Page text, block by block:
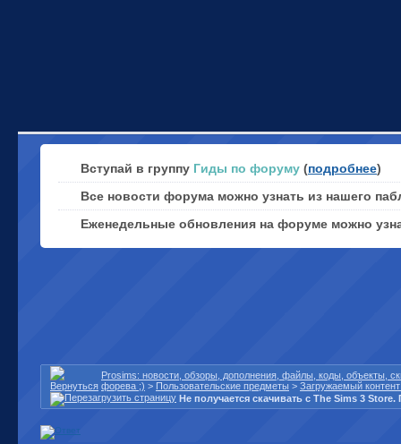
Вступай в группу Гиды по форуму (подробнее)
Все новости форума можно узнать из нашего
Еженедельные обновления на форуме можно
Prosims: новости, обзоры, дополнения, файлы, коды, объекты,
форева ;) > Пользовательские предметы > Загружаемый
Не получается скачивать с The Sims 3 Store.